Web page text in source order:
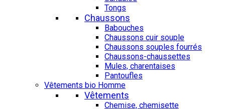
Tongs
Chaussons
Babouches
Chaussons cuir souple
Chaussons souples fourrés
Chaussons-chaussettes
Mules, charentaises
Pantoufles
Vêtements bio Homme
Vêtements
Chemise, chemisette